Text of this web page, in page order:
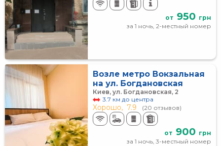
от 950 грн
за 1 ночь, 2-местный номер
Возле метро Вокзальная
на ул. Богдановская
Киев, ул. Богдановская, 2
3.7 км до центра
Хорошо, 7.9 (20 отзывов)
от 900 грн
за 1 ночь, 3-местный номер